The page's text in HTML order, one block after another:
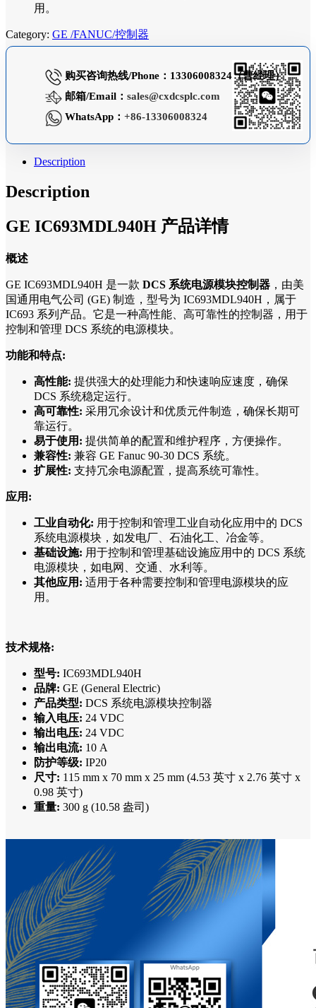
用。
Category: GE /FANUC/控制器
购买咨询热线/Phone：13306008324（曹经理）
邮箱/Email： sales@cxdcsplc.com
WhatsApp： +86-13306008324
Description
Description
GE IC693MDL940H 产品详情
概述
GE IC693MDL940H 是一款 DCS 系统电源模块控制器 ，由美
国通用电气公司 (GE) 制造，型号为 IC693MDL940H，属于
IC693 系列产品。它是一种高性能、高可靠性的控制器，用于
控制和管理 DCS 系统的电源模块。
功能和特点:
高性能: 提供强大的处理能力和快速响应速度，确保
DCS 系统稳定运行。
高可靠性: 采用冗余设计和优质元件制造，确保长期可
靠运行。
易于使用: 提供简单的配置和维护程序，方便操作。
兼容性: 兼容 GE Fanuc 90-30 DCS 系统。
扩展性: 支持冗余电源配置，提高系统可靠性。
应用:
工业自动化: 用于控制和管理工业自动化应用中的 DCS
系统电源模块，如发电厂、石油化工、冶金等。
基础设施: 用于控制和管理基础设施应用中的 DCS 系统
电源模块，如电网、交通、水利等。
其他应用: 适用于各种需要控制和管理电源模块的应
用。
技术规格:
型号: IC693MDL940H
品牌: GE (General Electric)
产品类型: DCS 系统电源模块控制器
输入电压: 24 VDC
输出电压: 24 VDC
输出电流: 10 A
防护等级: IP20
尺寸: 115 mm x 70 mm x 25 mm (4.53 英寸 x 2.76 英寸 x
0.98 英寸)
重量: 300 g (10.58 盎司)